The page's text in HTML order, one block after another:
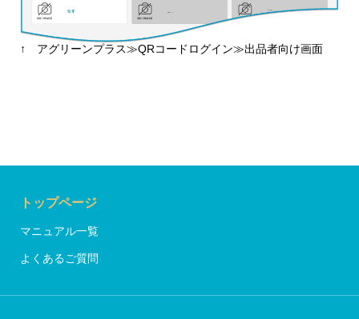
↑ アグリーンプラス≫QRコードログイン≫出品者向け画面
トップページ
マニュアル一覧
よくあるご質問